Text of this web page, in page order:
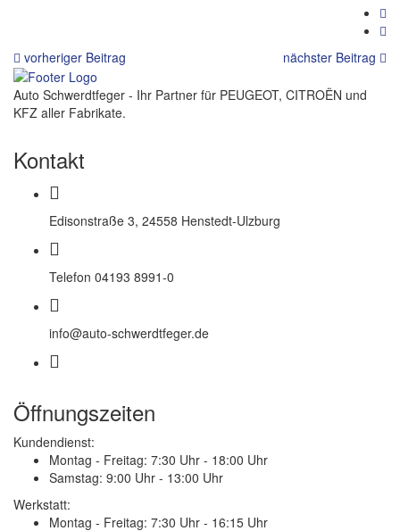
vorheriger Beitrag nächster Beitrag
Auto Schwerdtfeger - Ihr Partner für PEUGEOT, CITROËN und
KFZ aller Fabrikate.
Kontakt
Edisonstraße 3, 24558 Henstedt-Ulzburg
Telefon 04193 8991-0
info@auto-schwerdtfeger.de
Öffnungszeiten
Kundendienst:
Montag - Freitag: 7:30 Uhr - 18:00 Uhr
Samstag: 9:00 Uhr - 13:00 Uhr
Werkstatt:
Montag - Freitag: 7:30 Uhr - 16:15 Uhr